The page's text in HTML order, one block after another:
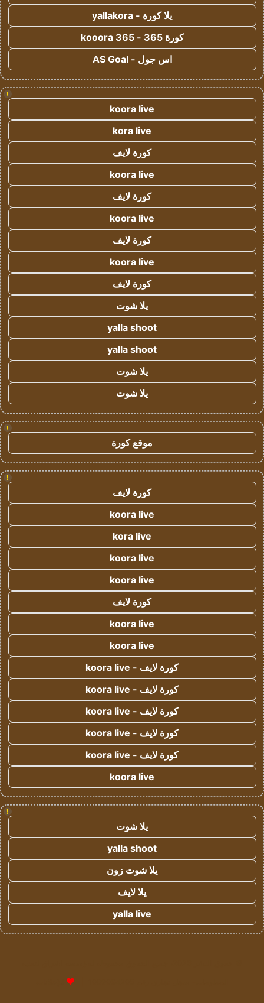
يلا كورة - yallakora
كورة 365 - kooora 365
اس جول - AS Goal
!
koora live
kora live
كورة لايف
koora live
كورة لايف
koora live
كورة لايف
koora live
كورة لايف
يلا شوت
yalla shoot
yalla shoot
يلا شوت
يلا شوت
!
موقع كورة
!
كورة لايف
koora live
kora live
koora live
koora live
كورة لايف
koora live
koora live
كورة لايف - koora live
كورة لايف - koora live
كورة لايف - koora live
كورة لايف - koora live
كورة لايف - koora live
koora live
!
يلا شوت
yalla shoot
يلا شوت زون
يلا لايف
yalla live